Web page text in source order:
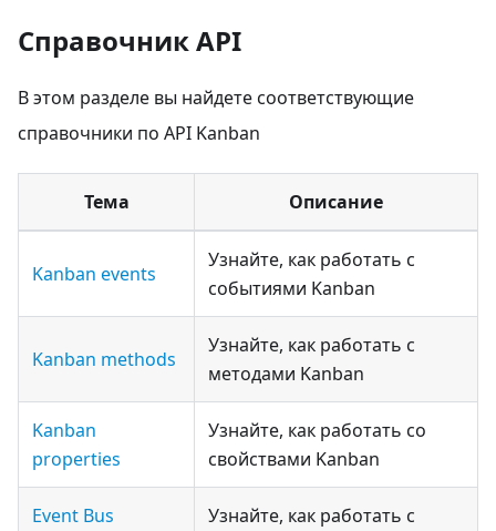
Справочник API
В этом разделе вы найдете соответствующие
справочники по API Kanban
Тема Описание
Kanban events
Узнайте, как работать с
событиями Kanban
Kanban methods
Узнайте, как работать с
методами Kanban
Kanban
properties
Узнайте, как работать со
свойствами Kanban
Event Bus
Узнайте, как работать с